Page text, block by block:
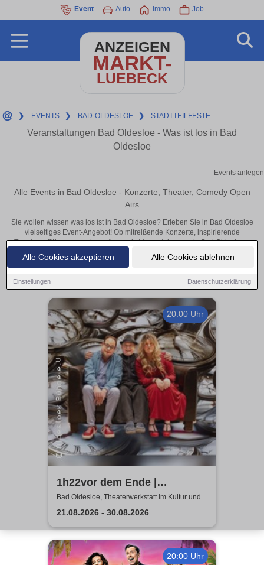
Alle Cookies akzeptieren Alle Cookies ablehnen
Einstellungen Datenschutzerklärung
Event Auto Immo Job
ANZEIGEN
MARKT-
LUEBECK
❯ EVENTS ❯ BAD-OLDESLOE ❯ STADTTEILFESTE
Veranstaltungen Bad Oldesloe - Was ist los in Bad
Oldesloe
Events anlegen
Alle Events in Bad Oldesloe - Konzerte, Theater, Comedy Open
Airs
Sie wollen wissen was los ist in Bad Oldesloe? Erleben Sie in Bad Oldesloe
vielseitiges Event-Angebot! Ob mitreißende Konzerte, inspirierende
Theateraufführungen oder aufregende Veranstaltungen in Bad Oldesloe –
hier finden alles im Überblick und Tickets.
20:00 Uhr
1h22vor dem Ende |
Tragikomödie von Matthieu
Delaporte
Bad Oldesloe, Theaterwerkstatt im Kultur und
Bildungszentrum
21.08.2026 - 30.08.2026
20:00 Uhr